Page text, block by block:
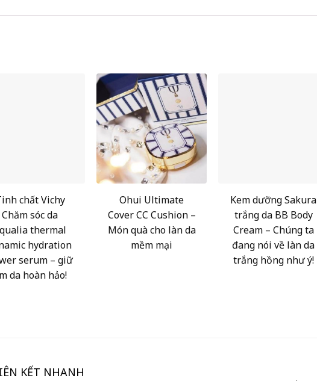
chất Vichy
Chăm sóc da
thermal
hydration
serum – giữ
da hoàn hảo!
Ohui Ultimate
Cover CC Cushion –
Món quà cho làn da
mềm mại
Kem dưỡng Sakura
trắng da BB Body
Cream – Chúng ta
đang nói về làn da
trắng hồng như ý!
KẾT NHANH